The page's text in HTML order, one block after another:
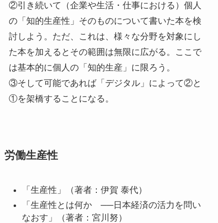
②引き続いて（企業や生活・仕事における）個人
の「知的生産性」そのものについて書いた本を検
討しよう。ただ、これは、様々な分野を対象にし
た本を加えるとその範囲は無限に広がる。ここで
は基本的に個人の「知的生産」に限ろう。
③そして可能であれば「デジタル」によって②と
①を架橋することになる。
労働生産性
「生産性」（著者：伊賀 泰代）
「生産性とは何か ──日本経済の活力を問い
なおす」（著者：宮川努）